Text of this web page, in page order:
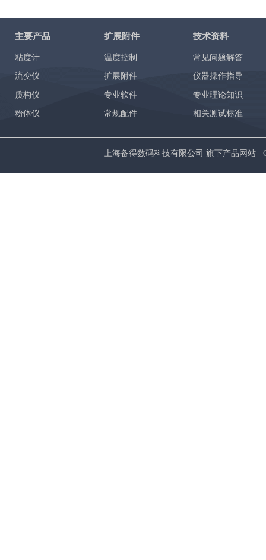
上海备得数码科技有限公司 旗下产品网站
常见问题解答
仪器操作指导
专业理论知识
相关测试标准
主要产品 技术资料
扩展附件
粘度计
流变仪
质构仪
粉体仪
温度控制
扩展附件
专业软件
常规配件